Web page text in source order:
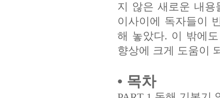
지 않은 새로운 내용
이사이에 독자들이
해 놓았다. 이 밖에
향상에 크게 도움이
• 목차